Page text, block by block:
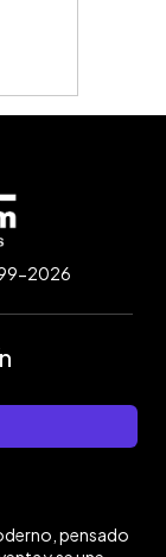
2026
pensado